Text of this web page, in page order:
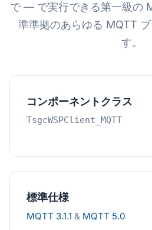
で — で実行できる第一級の
準準拠のあらゆる MQTT
す。
コンポーネントクラス
TsgcWSPClient_MQTT
標準仕様
MQTT 3.1.1 & MQTT 5.0